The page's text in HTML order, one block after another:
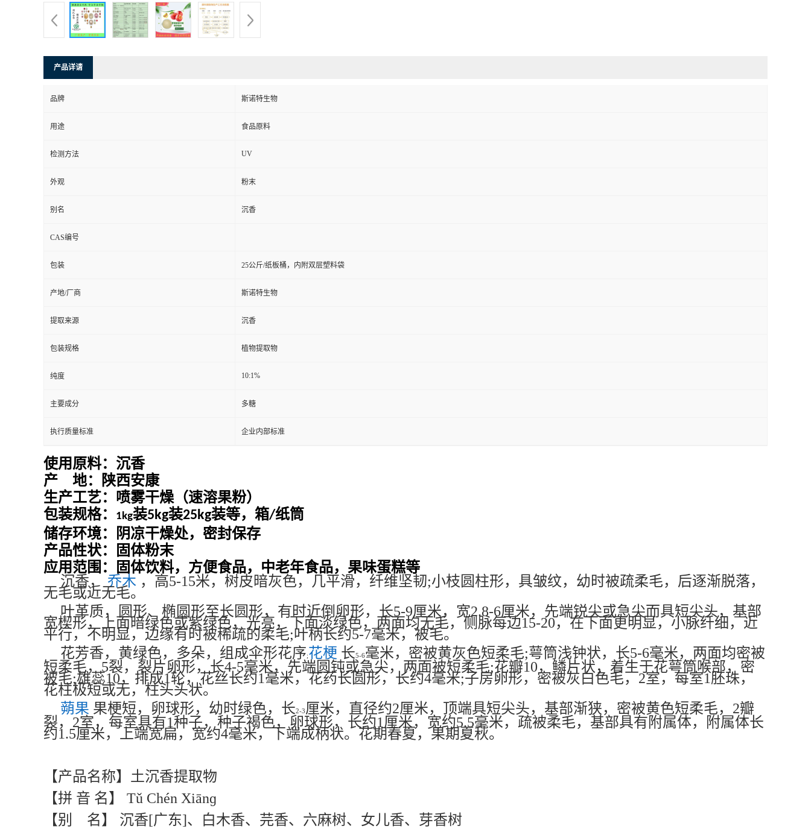
产品详请
品牌 斯诺特生物
用途 食品原料
检测方法 UV
外观 粉末
别名 沉香
CAS编号
包装 25公斤/纸板桶，内附双层塑料袋
产地/厂商 斯诺特生物
提取来源 沉香
包装规格 植物提取物
纯度 10:1%
主要成分 多糖
执行质量标准 企业内部标准
使用原料： 沉香
产
地：
陕西安康
生产工艺：喷雾干燥（速溶果粉）
包装规格：
1kg装5kg装25kg装等，箱/纸筒
储存环境：阴凉干燥处，密封保存
产品性状：固体粉末
应用范围：固体饮料，方便食品，中老年食品，果味蛋糕等
沉香， 乔木 ，高5-15米，树皮暗灰色，几平滑，纤维坚韧;小枝圆柱形，具皱纹，幼时被疏柔毛，后逐渐脱落，
无毛或近无毛。
叶革质，圆形、椭圆形至长圆形，有时近倒卵形，长5-9厘米，宽2.8-6厘米，先端锐尖或急尖而具短尖头，基部
宽楔形，上面暗绿色或紫绿色，光亮，下面淡绿色，两面均无毛，侧脉每边15-20，在下面更明显，小脉纤细，近
平行，不明显，边缘有时被稀疏的柔毛;叶柄长约5-7毫米，被毛。
花芳香，黄绿色，多朵，组成伞形花序;花梗 长5-6毫米，密被黄灰色短柔毛;萼筒浅钟状，长5-6毫米，两面均密被
短柔毛，5裂，裂片卵形，长4-5毫米，先端圆钝或急尖，两面被短柔毛;花瓣10，鳞片状，着生于花萼筒喉部，密
被毛;雄蕊10，排成1轮，花丝长约1毫米，花药长圆形，长约4毫米;子房卵形，密被灰白色毛，2室，每室1胚珠，
花柱极短或无，柱头头状。
蒴果 果梗短，卵球形，幼时绿色，长2-3厘米，直径约2厘米，顶端具短尖头，基部渐狭，密被黄色短柔毛，2瓣
裂，2室，每室具有1种子，种子褐色，卵球形，长约1厘米，宽约5.5毫米，疏被柔毛，基部具有附属体，附属体长
约1.5厘米，上端宽扁，宽约4毫米，下端成柄状。花期春夏，果期夏秋。
【产品名称】土沉香提取物
【拼 音 名】 Tǔ Chén Xiānɡ
【别 名】 沉香[广东]、白木香、芫香、六麻树、女儿香、芽香树